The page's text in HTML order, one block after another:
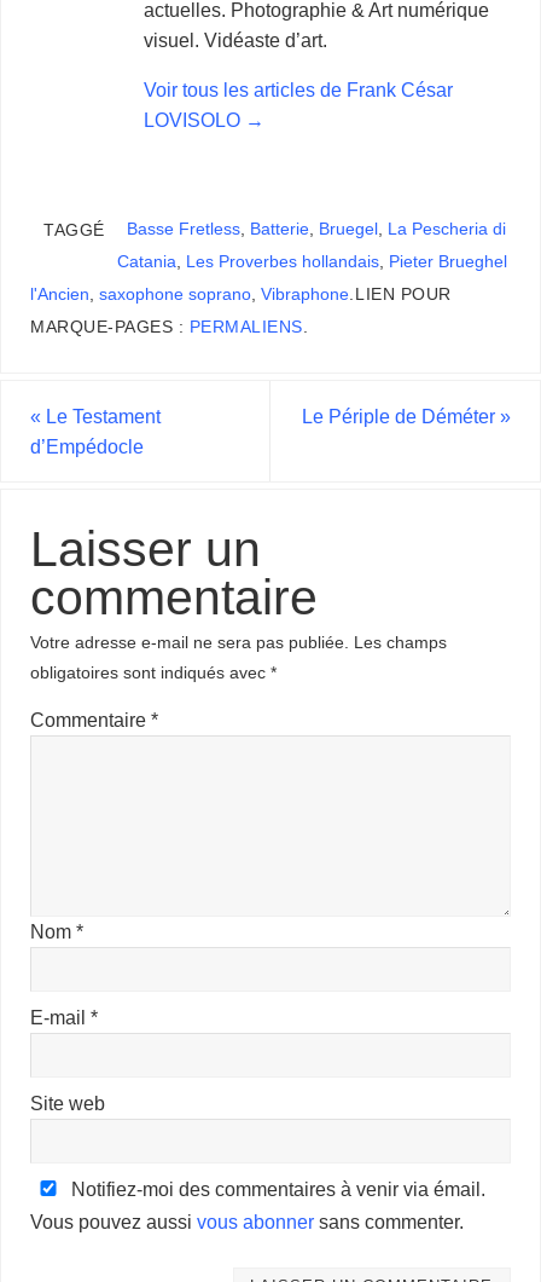
actuelles. Photographie & Art numérique
visuel. Vidéaste d’art.
Voir tous les articles de Frank César
LOVISOLO →
TAGGÉ Basse Fretless, Batterie, Bruegel , La Pescheria di
Catania, Les Proverbes hollandais, Pieter Brueghel
l'Ancien,saxophone soprano,Vibraphone. LIEN POUR
MARQUE-PAGES : PERMALIENS.
« Le Testament
d’Empédocle
Le Périple de Déméter »
Laisser un
commentaire
Votre adresse e-mail ne sera pas publiée. Les champs
obligatoires sont indiqués avec*
Commentaire*
Nom*
E-mail*
Site web
Notifiez-moi des commentaires à venir via émail.
Vous pouvez aussivous abonner sans commenter.